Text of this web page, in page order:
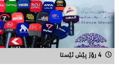
4 رۆژ پێش ئێستا